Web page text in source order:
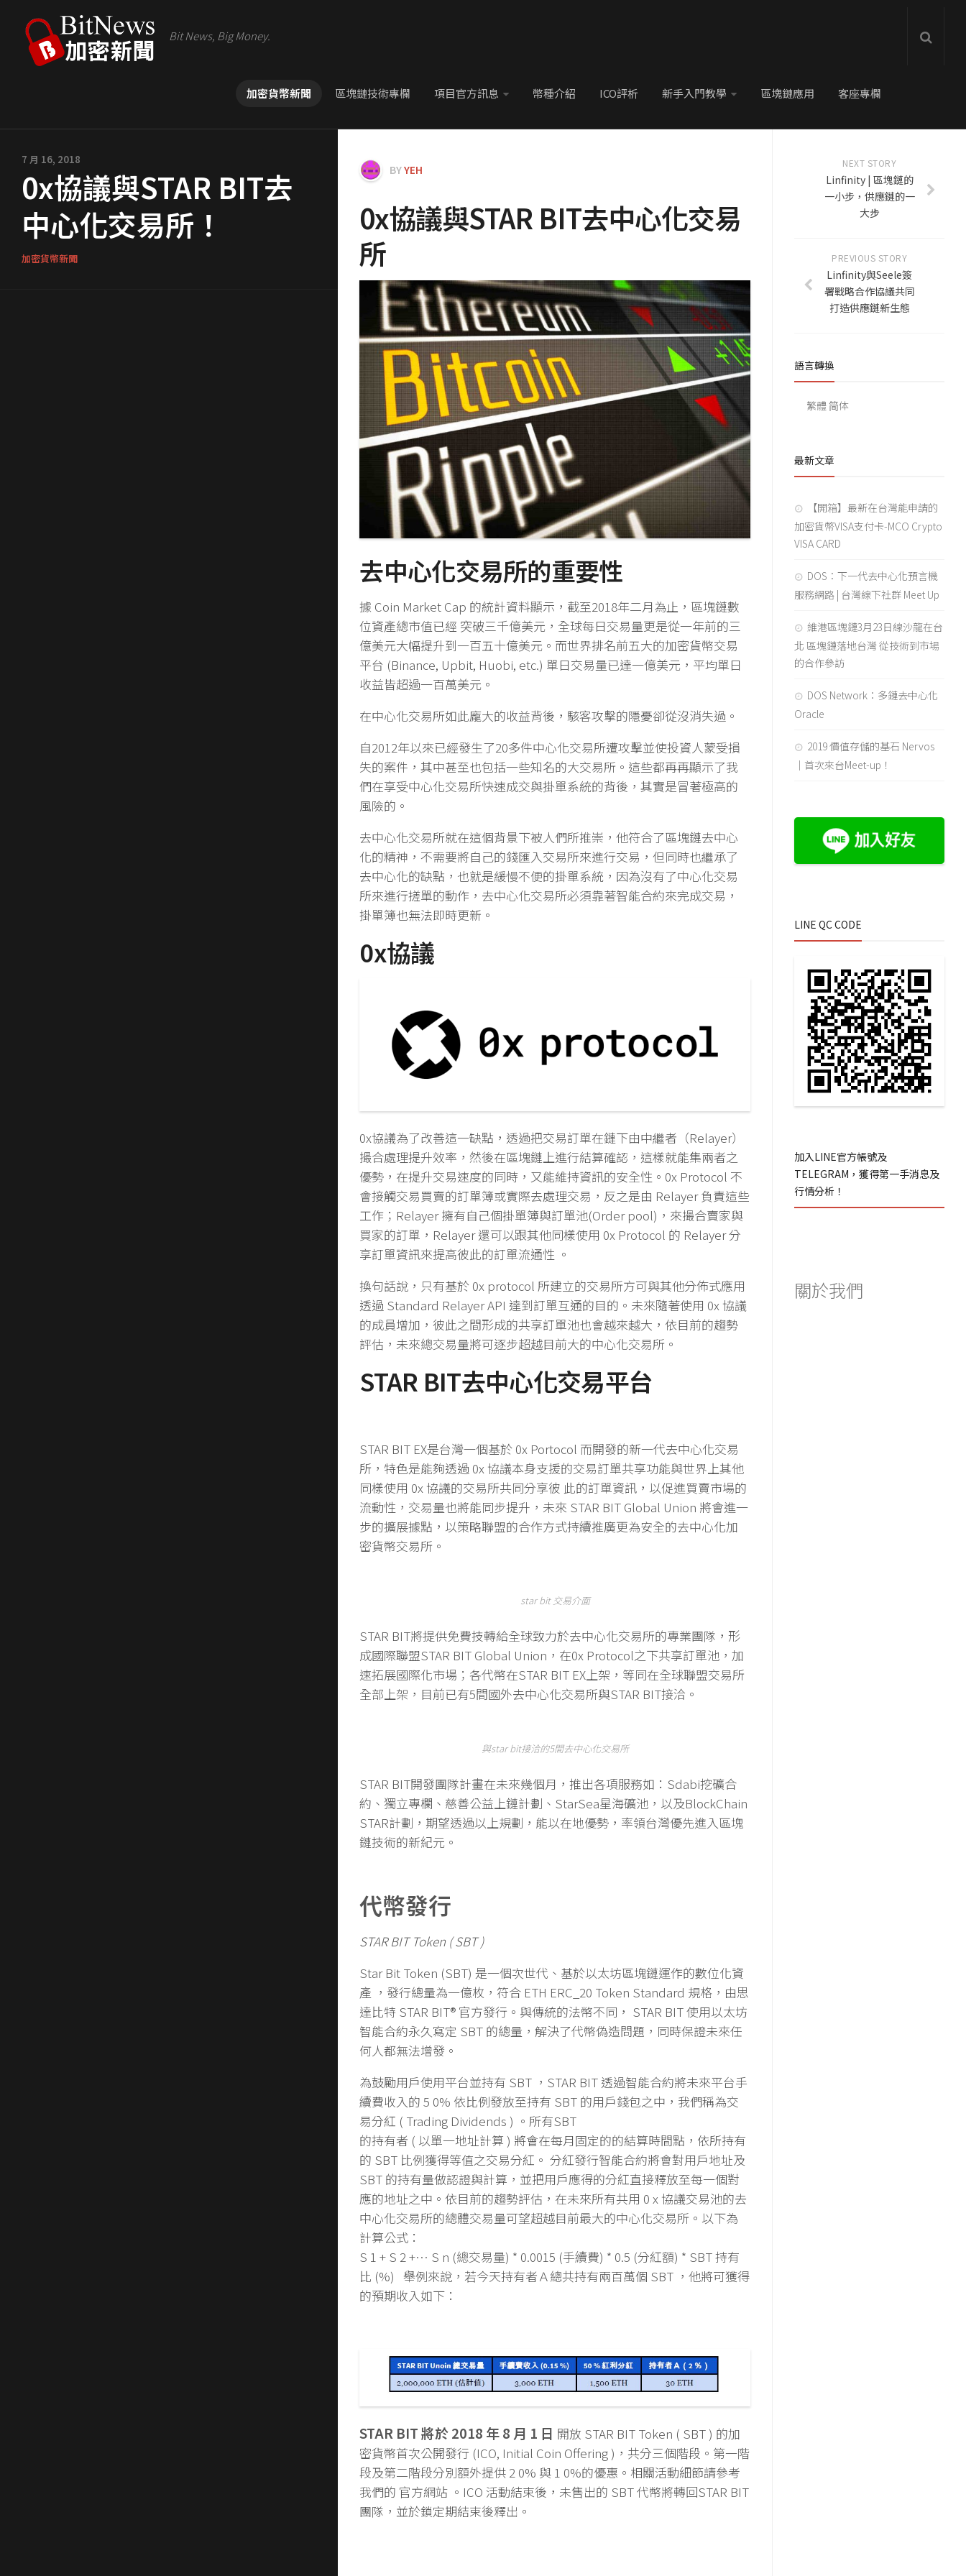
Bit News, Big Money.
加密貨幣新聞 區塊鏈技術專欄 項目官方訊息 幣種介紹 ICO評析 新手入門教學 區塊鏈應用 客座專欄
7 月 16, 2018
0x協議與STAR BIT去
中心化交易所！
加密貨幣新聞
BYYEH
0x協議與STAR BIT去中心化交易
所
去中心化交易所的重要性
據 ​Coin Market Cap​ 的統計資料顯示，截至2018年二月為止，區塊鏈數
位資產總市值已經 突破三千億美元，全球每日交易量更是從一年前的三
億美元大幅提升到一百五十億美元。而世界排名前五大的加密貨幣交易
平台 (Binance, Upbit, Huobi, etc.) 單日交易量已達一億美元，平均單日
收益皆超過一百萬美元。
在中心化交易所如此龐大的收益背後，駭客攻擊的隱憂卻從沒消失過。
自2012年以來已經發生了20多件中心化交易所遭攻擊並使投資人蒙受損
失的案件，其中甚至也包括一些知名的大交易所。這些都再再顯示了我
們在享受中心化交易所快速成交與掛單系統的背後，其實是冒著極高的
風險的。
去中心化交易所就在這個背景下被人們所推崇，他符合了區塊鏈去中心
化的精神，不需要將自己的錢匯入交易所來進行交易，但同時也繼承了
去中心化的缺點，也就是緩慢不便的掛單系統，因為沒有了中心化交易
所來進行搓單的動作，去中心化交易所必須靠著智能合約來完成交易，
掛單簿也無法即時更新。
0x協議
0x協議為了改善這一缺點，透過把交易訂單在鏈下由中繼者（Relayer）
撮合處理提升效率，然後在區塊鏈上進行結算確認，這樣就能集兩者之
優勢，在提升交易速度的同時，又能維持資訊的安全性。​0​x Protocol 不
會接觸交易買賣的訂單簿或實際去處理交易，反之是由 Relayer 負責這些
工作；Relayer 擁有自己個掛單簿與訂單池(Order pool)，來撮合賣家與
買家的訂單，Relayer 還可以跟其他同樣使用 ​0​x Protocol 的 Relayer 分
享訂單資訊來提高彼此的訂單流通性 。
換句話說，只有基於 ​0​x protocol 所建立的交易所方可與其他分佈式應用
透過 ​Standard Relayer API​ 達到訂單互通的目的。未來隨著使用 ​0​x 協議
的成員增加，彼此之間形成的共享訂單池也會越來越大，依目前的趨勢
評估，未來總交易量將可逐步超越目前大的中心化交易所。
STAR BIT去中心化交易平台
STAR BIT EX是台灣一個基於 0x Portocol 而開發的新一代去中心化交易
所，特色是能夠透過 0x 協議本身支援的交易訂單共享功能與世界上其他
同樣使用 0x 協議的交易所共同分享彼 此的訂單資訊，以促進買賣市場的
流動性，交易量也將能同步提升，未來 STAR BIT Global Union 將會進一
步的擴展據點，以策略聯盟的合作方式持續推廣更為安全的去中心化加
密貨幣交易所。
star bit 交易介面
STAR BIT將提供免費技轉給全球致力於去中心化交易所的專業團隊，形
成國際聯盟STAR BIT Global Union，在0x Protocol之下共享訂單池，加
速拓展國際化市場；各代幣在STAR BIT EX上架，等同在全球聯盟交易所
全部上架，目前已有5間國外去中心化交易所與STAR BIT接洽。
與star bit接洽的5間去中心化交易所
STAR BIT開發團隊計畫在未來幾個月，推出各項服務如：Sdabi挖礦合
約、獨立專欄、慈善公益上鏈計劃、StarSea星海礦池，以及BlockChain
STAR計劃，期望透過以上規劃，能以在地優勢，率領台灣優先進入區塊
鏈技術的新紀元。
代幣發行
STAR BIT Token ( SBT )
Star Bit Token (SBT) 是一個次世代、基於以太坊區塊鏈運作的數位化資
產 ，發行總量為一億枚，符合 ETH ERC_20 Token Standard 規格，由思
達比特 STAR BIT® 官方發行。與傳統的法幣不同， STAR BIT 使用以太坊
智能合約永久寫定 SBT 的總量，解決了代幣偽造問題，同時保證未來任
何人都無法增發。
為鼓勵用戶使用平台並持有 SBT ，STAR BIT 透過智能合約將未來平台手
續費收入的 5 0% 依比例發放至持有 SBT 的用戶錢包之中，我們稱為交
易分紅 ( Trading Dividends ) 。所有SBT
的持有者 ( 以單一地址計算 ) 將會在每月固定的的結算時間點，依所持有
的 SBT 比例獲得等值之交易分紅。 分紅發行智能合約將會對用戶地址及
SBT 的持有量做認證與計算，並把用戶應得的分紅直接釋放至每一個對
應的地址之中。依目前的趨勢評估，在未來所有共用 0 x 協議交易池的去
中心化交易所的總體交易量可望超越目前最大的中心化交易所。以下為
計算公式：
S 1 + S 2 +… S n (總交易量) * 0.0015 (手續費) * 0.5 (分紅額) * SBT 持有
比 (%) 舉例來說，若今天持有者Ａ總共持有兩百萬個 SBT ，他將可獲得
的預期收入如下：
STAR BIT 將於 2018 年 8 月 1 日 開放 STAR BIT Token ( SBT ) 的加
密貨幣首次公開發行 (ICO, Initial Coin Offering )，共分三個階段。第一階
段及第二階段分別額外提供 2 0% 與 1 0%的優惠。相關活動細節請參考
我們的 官方網站 。ICO 活動結束後，未售出的 SBT 代幣將轉回STAR BIT
團隊，並於鎖定期結束後釋出。
NEXT STORY
Linfinity | 區塊鏈的
一小步，供應鏈的一
大步
PREVIOUS STORY
Linfinity與Seele簽
署戰略合作協議共同
打造供應鏈新生態
語言轉換
繁體 简体
最新文章
【開箱】最新在台灣能申請的
加密貨幣VISA支付卡-MCO Crypto
VISA CARD
DOS：下一代去中心化預言機
服務網路 | 台灣線下社群 Meet Up
維港區塊鏈3月23日線沙龍在台
北 區塊鏈落地台灣 從技術到市場
的合作參訪
DOS Network：多鏈去中心化
Oracle
2019 價值存儲的基石 Nervos
｜首次來台Meet-up！
LINE QC CODE
加入LINE官方帳號及
TELEGRAM，獲得第一手消息及
行情分析！
關於我們